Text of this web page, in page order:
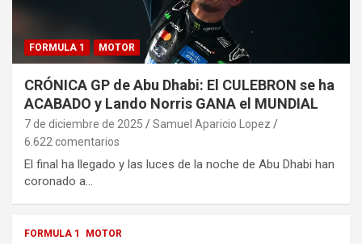
FORMULA 1 MOTOR
CRÓNICA GP de Abu Dhabi: El CULEBRON se ha
ACABADO y Lando Norris GANA el MUNDIAL
7 de diciembre de 2025
Samuel Aparicio Lopez
6.622 comentarios
El final ha llegado y las luces de la noche de Abu Dhabi han
coronado a…
FORMULA 1 MOTOR